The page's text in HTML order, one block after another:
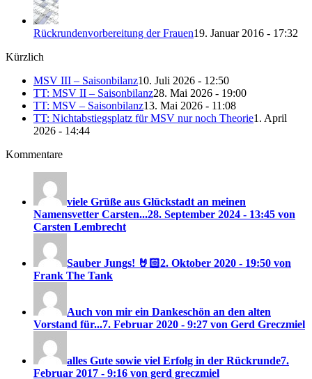
Rückrundenvorbereitung der Frauen19. Januar 2016 - 17:32
Kürzlich
MSV III – Saisonbilanz10. Juli 2026 - 12:50
TT: MSV II – Saisonbilanz28. Mai 2026 - 19:00
TT: MSV – Saisonbilanz13. Mai 2026 - 11:08
TT: Nichtabstiegsplatz für MSV nur noch Theorie1. April
2026 - 14:44
Kommentare
viele Grüße aus Glückstadt an meinen
Namensvetter Carsten...28. September 2024 - 13:45 von
Carsten Lembrecht
Sauber Jungs! 🤘🏻2. Oktober 2020 - 19:50 von
Frank The Tank
Auch von mir ein Dankeschön an den alten
Vorstand für...7. Februar 2020 - 9:27 von Gerd Greczmiel
alles Gute sowie viel Erfolg in der Rückrunde7.
Februar 2017 - 9:16 von gerd greczmiel